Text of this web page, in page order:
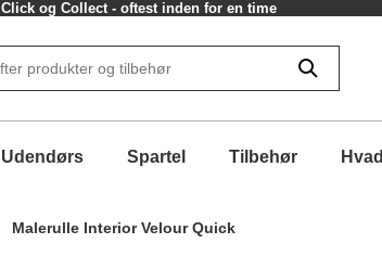
Click og Collect - oftest inden for en time
Udendørs Spartel Tilbehør
Malerulle Interior Velour Quick